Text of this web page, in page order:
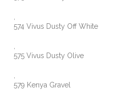
574 Vivus Dusty Off White
575 Vivus Dusty Olive
579 Kenya Gravel